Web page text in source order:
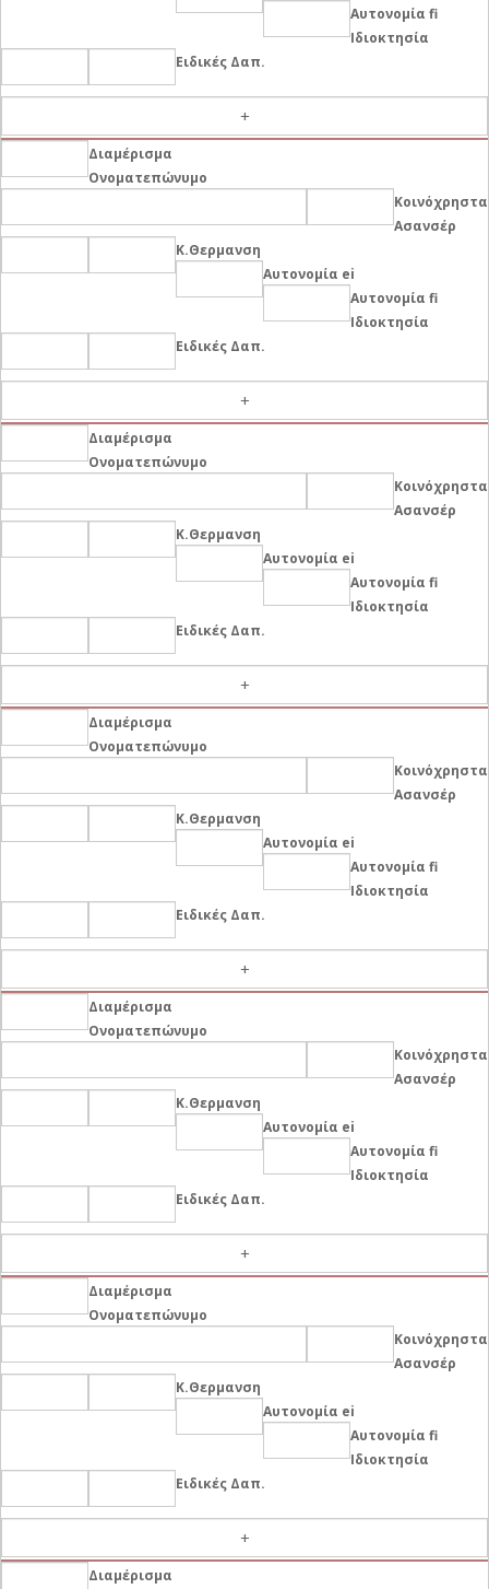
Αυτονομία fi
Ιδιοκτησία
Ειδικές Δαπ.
Διαμέρισμα
Ονοματεπώνυμο
Κοινόχρηστα
Ασανσέρ
Κ.Θερμανση
Αυτονομία ei
Αυτονομία fi
Ιδιοκτησία
Ειδικές Δαπ.
Διαμέρισμα
Ονοματεπώνυμο
Κοινόχρηστα
Ασανσέρ
Κ.Θερμανση
Αυτονομία ei
Αυτονομία fi
Ιδιοκτησία
Ειδικές Δαπ.
Διαμέρισμα
Ονοματεπώνυμο
Κοινόχρηστα
Ασανσέρ
Κ.Θερμανση
Αυτονομία ei
Αυτονομία fi
Ιδιοκτησία
Ειδικές Δαπ.
Διαμέρισμα
Ονοματεπώνυμο
Κοινόχρηστα
Ασανσέρ
Κ.Θερμανση
Αυτονομία ei
Αυτονομία fi
Ιδιοκτησία
Ειδικές Δαπ.
Διαμέρισμα
Ονοματεπώνυμο
Κοινόχρηστα
Ασανσέρ
Κ.Θερμανση
Αυτονομία ei
Αυτονομία fi
Ιδιοκτησία
Ειδικές Δαπ.
Διαμέρισμα